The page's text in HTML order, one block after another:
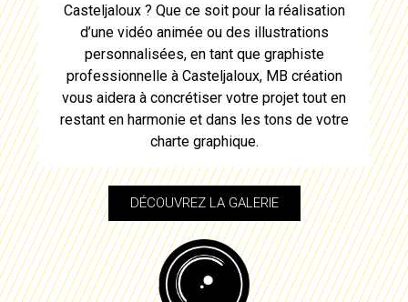
Casteljaloux? Que ce soit pour la réalisation
d’une vidéo animée ou des illustrations
personnalisées, en tant que graphiste
professionnelle à Casteljaloux, MB création
vous aidera à concrétiser votre projet tout en
restant en harmonie et dans les tons de votre
charte graphique.
DÉCOUVREZ LA GALERIE